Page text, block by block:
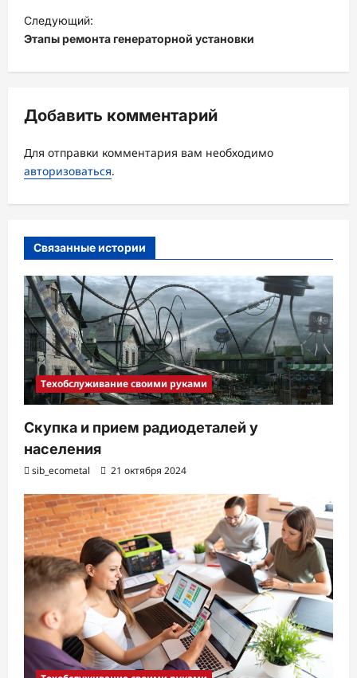
в
и
ц
я
з
а
п
и
с
и
Следующий:
Этапы ремонта генераторной установки
Добавить комментарий
Для отправки комментария вам необходимо
авторизоваться.
Связанные истории
Техобслуживание своими руками
Скупка и прием радиодеталей у
населения
sib_ecometal 21 октября 2024